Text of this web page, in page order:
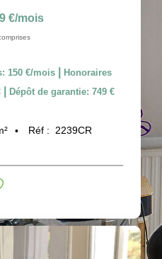
€/mois
150 €/mois
Honoraires
Dépôt de garantie: 749 €
Réf : 2239CR